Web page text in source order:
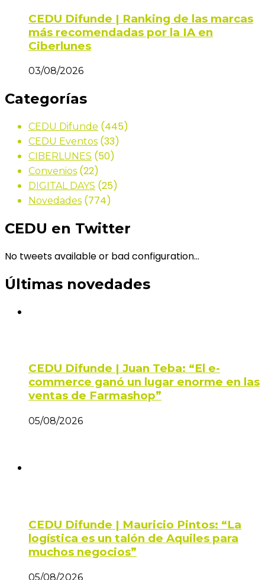
CEDU Difunde | Ranking de las marcas
más recomendadas por la IA en
Ciberlunes
03/08/2026
Categorías
CEDU Difunde (445)
CEDU Eventos (33)
CIBERLUNES (50)
Convenios (22)
DIGITAL DAYS (25)
Novedades (774)
CEDU en Twitter
No tweets available or bad configuration...
Últimas novedades
CEDU Difunde | Juan Teba: “El e-
commerce ganó un lugar enorme en las
ventas de Farmashop”
05/08/2026
CEDU Difunde | Mauricio Pintos: “La
logística es un talón de Aquiles para
muchos negocios”
05/08/2026